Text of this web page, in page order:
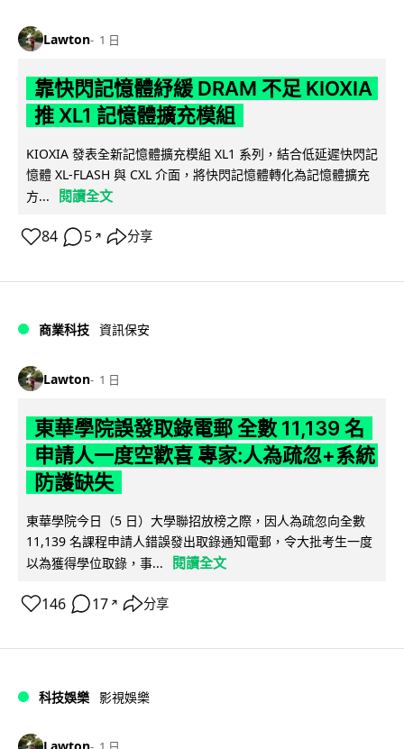
Lawton 1 日
靠快閃記憶體紓緩 DRAM 不足 KIOXIA
推 XL1 記憶體擴充模組
KIOXIA 發表全新記憶體擴充模組 XL1 系列，結合低延遲快閃記
憶體 XL-FLASH 與 CXL 介面，將快閃記憶體轉化為記憶體擴充
方...
閱讀全文
84 5 ↗ 分享
商業科技 資訊保安
Lawton 1 日
東華學院誤發取錄電郵 全數 11,139 名
申請人一度空歡喜 專家:人為疏忽+系統
防護缺失
東華學院今日（5 日）大學聯招放榜之際，因人為疏忽向全數
11,139 名課程申請人錯誤發出取錄通知電郵，令大批考生一度
以為獲得學位取錄，事...
閱讀全文
146 17 ↗ 分享
科技娛樂 影視娛樂